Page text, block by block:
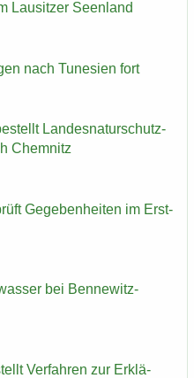
Lau­sit­zer Se­en­land
nach Tu­ne­si­en fort
Lan­des­na­tur­schutz­
Chem­nitz
Ge­ge­ben­hei­ten im Erst­
bei Bennewitz-​
Ver­fah­ren zur Er­klä­